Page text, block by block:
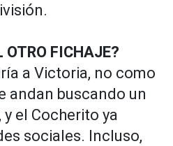
OTRO FICHAJE?
a Victoria, no como
andan buscando un
el Cocherito ya
sociales. Incluso,